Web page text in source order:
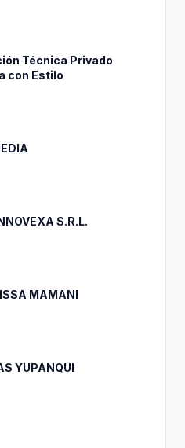
Técnica Privado
con Estilo
S.R.L.
MAMANI
YUPANQUI